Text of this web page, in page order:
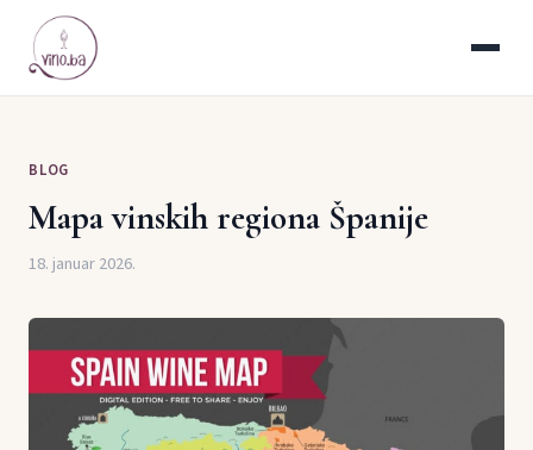
BLOG
Mapa vinskih regiona Španije
18. januar 2026.